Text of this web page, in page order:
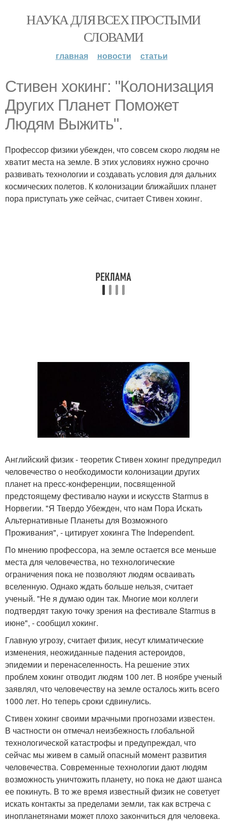
НАУКА ДЛЯ ВСЕХ ПРОСТЫМИ
СЛОВАМИ
главная новости статьи
Стивен хокинг: "Колонизация
Других Планет Поможет
Людям Выжить".
Профессор физики убежден, что совсем скоро людям не
хватит места на земле. В этих условиях нужно срочно
развивать технологии и создавать условия для дальних
космических полетов. К колонизации ближайших планет
пора приступать уже сейчас, считает Стивен хокинг.
Английский физик - теоретик Стивен хокинг предупредил
человечество о необходимости колонизации других
планет на пресс-конференции, посвященной
предстоящему фестивалю науки и искусств Starmus в
Норвегии. "Я Твердо Убежден, что нам Пора Искать
Альтернативные Планеты для Возможного
Проживания", - цитирует хокинга The Independent.
По мнению профессора, на земле остается все меньше
места для человечества, но технологические
ограничения пока не позволяют людям осваивать
вселенную. Однако ждать больше нельзя, считает
ученый. "Не я думаю один так. Многие мои коллеги
подтвердят такую точку зрения на фестивале Starmus в
июне", - сообщил хокинг.
Главную угрозу, считает физик, несут климатические
изменения, неожиданные падения астероидов,
эпидемии и перенаселенность. На решение этих
проблем хокинг отводит людям 100 лет. В ноябре ученый
заявлял, что человечеству на земле осталось жить всего
1000 лет. Но теперь сроки сдвинулись.
Стивен хокинг своими мрачными прогнозами известен.
В частности он отмечал неизбежность глобальной
технологической катастрофы и предупреждал, что
сейчас мы живем в самый опасный момент развития
человечества. Современные технологии дают людям
возможность уничтожить планету, но пока не дают шанса
ее покинуть. В то же время известный физик не советует
искать контакты за пределами земли, так как встреча с
инопланетянами может плохо закончиться для человека.